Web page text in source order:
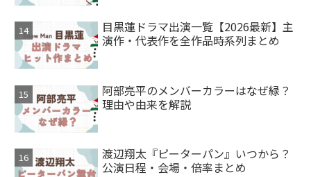
目黒蓮ドラマ出演一覧【2026最新】主
演作・代表作を全作品時系列まとめ
阿部亮平のメンバーカラーはなぜ緑？
理由や由来を解説
渡辺翔太『ピーターパン』いつから？
公演日程・会場・倍率まとめ